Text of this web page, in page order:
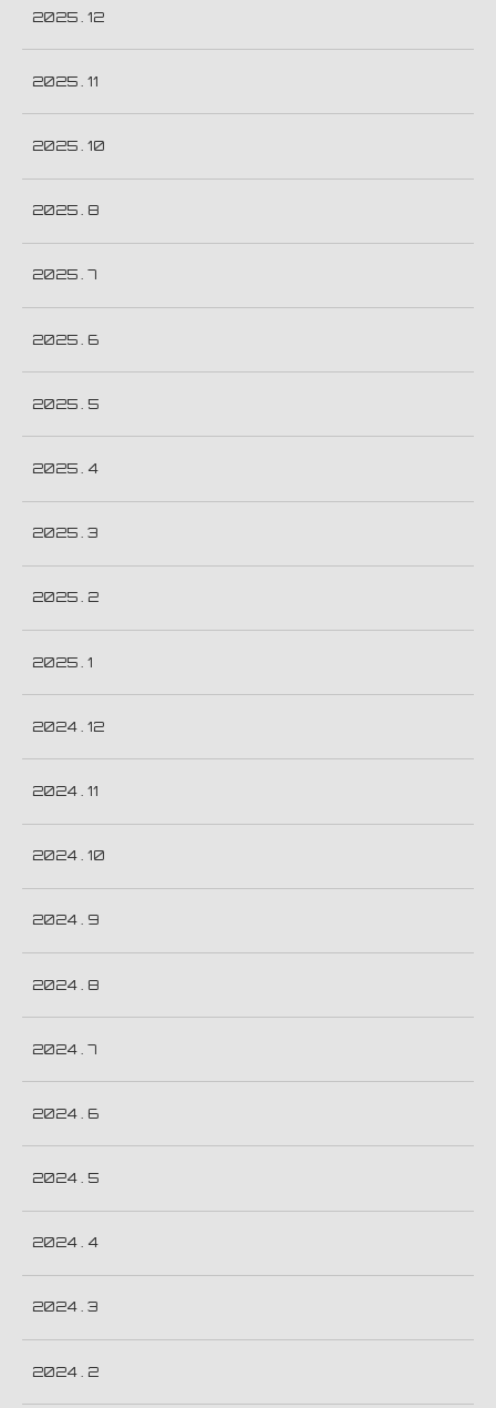
2025 . 12
2025 . 11
2025 . 10
2025 . 8
2025 . 7
2025 . 6
2025 . 5
2025 . 4
2025 . 3
2025 . 2
2025 . 1
2024 . 12
2024 . 11
2024 . 10
2024 . 9
2024 . 8
2024 . 7
2024 . 6
2024 . 5
2024 . 4
2024 . 3
2024 . 2